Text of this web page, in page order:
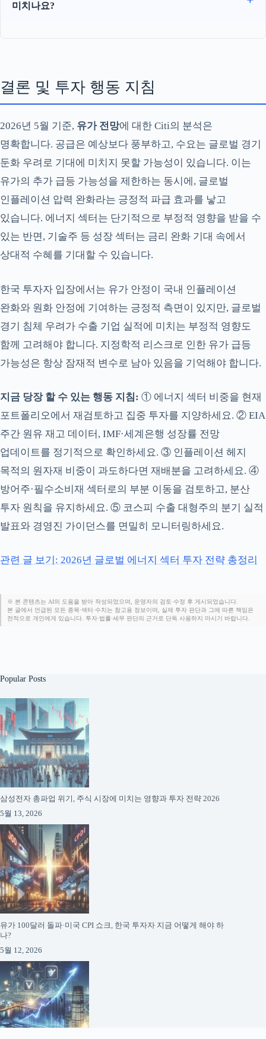
미치나요?
결론 및 투자 행동 지침
2026년 5월 기준, 유가 전망에 대한 Citi의 분석은
명확합니다. 공급은 예상보다 풍부하고, 수요는 글로벌 경기
둔화 우려로 기대에 미치지 못할 가능성이 있습니다. 이는
유가의 추가 급등 가능성을 제한하는 동시에, 글로벌
인플레이션 압력 완화라는 긍정적 파급 효과를 낳고
있습니다. 에너지 섹터는 단기적으로 부정적 영향을 받을 수
있는 반면, 기술주 등 성장 섹터는 금리 완화 기대 속에서
상대적 수혜를 기대할 수 있습니다.
한국 투자자 입장에서는 유가 안정이 국내 인플레이션
완화와 원화 안정에 기여하는 긍정적 측면이 있지만, 글로벌
경기 침체 우려가 수출 기업 실적에 미치는 부정적 영향도
함께 고려해야 합니다. 지정학적 리스크로 인한 유가 급등
가능성은 항상 잠재적 변수로 남아 있음을 기억해야 합니다.
지금 당장 할 수 있는 행동 지침: ① 에너지 섹터 비중을 현재
포트폴리오에서 재검토하고 집중 투자를 지양하세요. ② EIA
주간 원유 재고 데이터, IMF·세계은행 성장률 전망
업데이트를 정기적으로 확인하세요. ③ 인플레이션 헤지
목적의 원자재 비중이 과도하다면 재배분을 고려하세요. ④
방어주·필수소비재 섹터로의 부분 이동을 검토하고, 분산
투자 원칙을 유지하세요. ⑤ 코스피 수출 대형주의 분기 실적
발표와 경영진 가이던스를 면밀히 모니터링하세요.
관련 글 보기: 2026년 글로벌 에너지 섹터 투자 전략 총정리
※ 본 콘텐츠는 AI의 도움을 받아 작성되었으며, 운영자의 검토·수정 후 게시되었습니다.
본 글에서 언급된 모든 종목·섹터·수치는 참고용 정보이며, 실제 투자 판단과 그에 따른 책임은
전적으로 개인에게 있습니다. 투자·법률·세무 판단의 근거로 단독 사용하지 마시기 바랍니다.
Popular Posts
삼성전자 총파업 위기, 주식 시장에 미치는 영향과 투자 전략 2026
5월 13, 2026
유가 100달러 돌파·미국 CPI 쇼크, 한국 투자자 지금 어떻게 해야 하
나?
5월 12, 2026